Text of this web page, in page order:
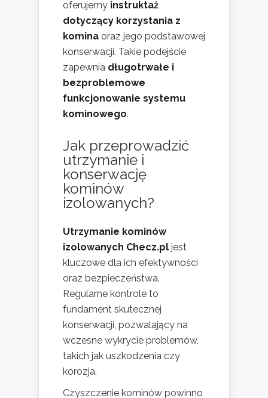
oferujemy instruktaż
dotyczący korzystania z
komina oraz jego podstawowej
konserwacji. Takie podejście
zapewnia długotrwałe i
bezproblemowe
funkcjonowanie systemu
kominowego.
Jak przeprowadzić
utrzymanie i
konserwację
kominów
izolowanych?
Utrzymanie kominów
izolowanych Checz.pl jest
kluczowe dla ich efektywności
oraz bezpieczeństwa.
Regularne kontrole to
fundament skutecznej
konserwacji, pozwalający na
wczesne wykrycie problemów,
takich jak uszkodzenia czy
korozja.
Czyszczenie kominów powinno